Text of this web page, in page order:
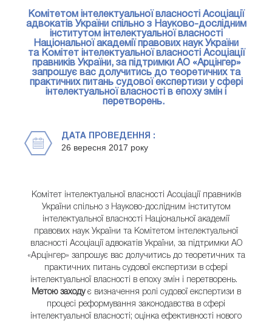
Комітетом інтелектуальної власності Асоціації
адвокатів України спільно з Науково-дослідним
інститутом інтелектуальної власності
Національної академії правових наук України
та Комітет інтелектуальної власності Асоціації
правників України, за підтримки АО «Арцінгер»
запрошує вас долучитись до теоретичних та
практичних питань судової експертизи у сфері
інтелектуальної власності в епоху змін і
перетворень.
ДАТА ПРОВЕДЕННЯ :
26 вересня 2017 року
Комітет інтелектуальної власності Асоціації правників
України спільно з Науково-дослідним інститутом
інтелектуальної власності Національної академії
правових наук України та Комітетом інтелектуальної
власності Асоціації адвокатів України, за підтримки АО
«Арцінгер» запрошує вас долучитись до теоретичних та
практичних питань судової експертизи в сфері
інтелектуальної власності в епоху змін і перетворень.
Метою заходує визначення ролі судової експертизи в
процесі реформування законодавства в сфері
інтелектуальної власності; оцінка ефективності нового